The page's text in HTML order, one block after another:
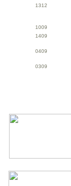
1312
1009
1409
0409
0309